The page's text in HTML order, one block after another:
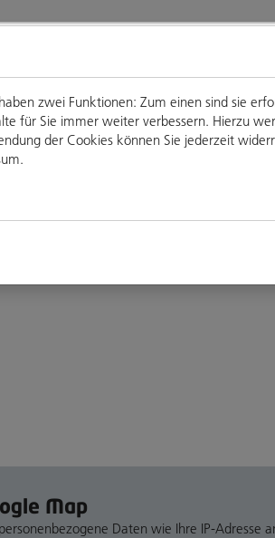
Map
Daten wie Ihre IP-Adresse
zwei Funktionen: Zum einen sind sie
für Sie immer weiter verbessern. Hierzu
der Cookies können Sie jederzeit
.